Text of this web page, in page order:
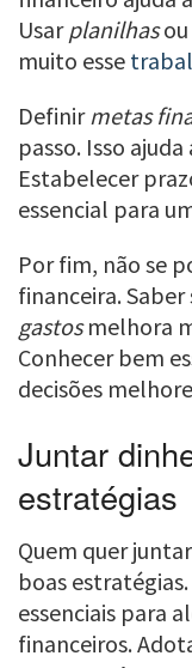
Usarplanilhasou
muito esse
Definirmetas
passo. Isso
Estabelecer
essencial para
Por fim, não se
financeira. Saber
gastosmelhora
Conhecer bem
decisões
Juntar
estratégias
Quem quer
boas
essenciais para
financeiros.